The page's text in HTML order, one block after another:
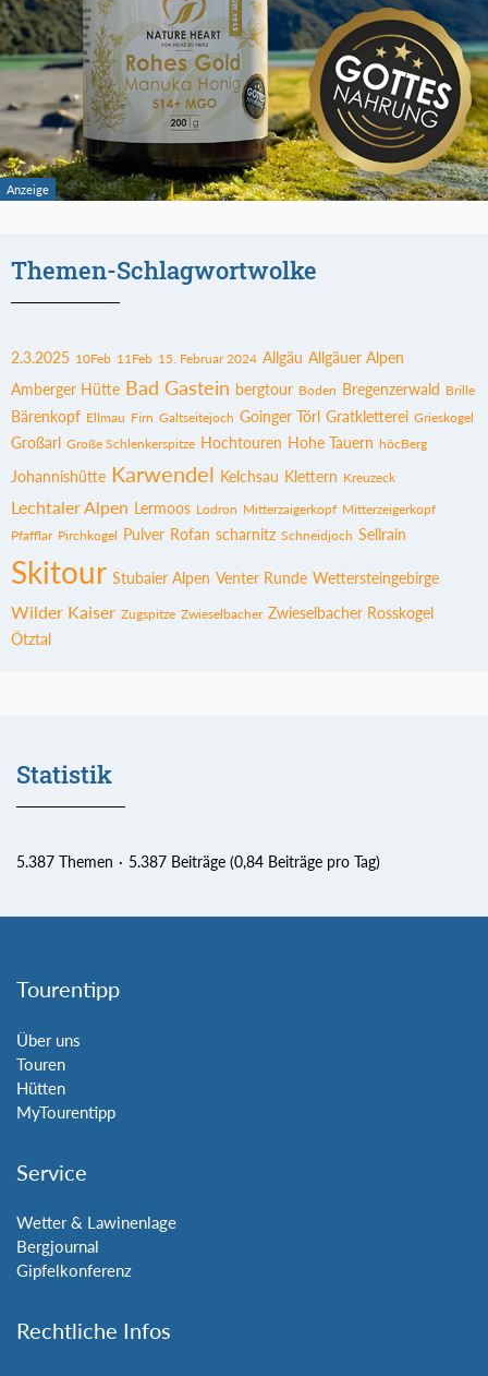
Themen-Schlagwortwolke
2.3.2025 10Feb 11Feb 15. Februar 2024 Allgäu Allgäuer Alpen
Amberger Hütte Bad Gastein bergtour Boden Bregenzerwald Brille
Bärenkopf Ellmau Firn Galtseitejoch Goinger Törl Gratkletterei Grieskogel
Großarl Große Schlenkerspitze Hochtouren Hohe Tauern höcBerg
Johannishütte Karwendel Kelchsau Klettern Kreuzeck
Lechtaler Alpen Lermoos Lodron Mitterzaigerkopf Mitterzeigerkopf
Pfafflar Pirchkogel Pulver Rofan scharnitz Schneidjoch Sellrain
Skitour Stubaier Alpen Venter Runde Wettersteingebirge
Wilder Kaiser Zugspitze Zwieselbacher Zwieselbacher Rosskogel
Ötztal
Statistik
5.387 Themen 5.387 Beiträge (0,84 Beiträge pro Tag)
Tourentipp
Über uns
Touren
Hütten
MyTourentipp
Service
Wetter & Lawinenlage
Bergjournal
Gipfelkonferenz
Rechtliche Infos